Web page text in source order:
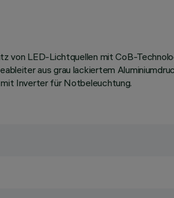
von LED-Lichtquellen mit CoB-
aus grau lackiertem
Inverter für Notbeleuchtung.